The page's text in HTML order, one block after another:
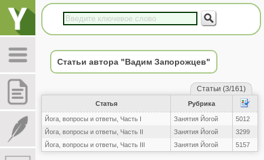
Статьи автора "Вадим Запорожцев"
Статьи (3/161)
Статья Рубрика
Йога, вопросы и ответы, Часть I Занятия Йогой
5012
Йога, вопросы и ответы, Часть II
Занятия Йогой
3299
Йога, вопросы и ответы, Часть III
Занятия Йогой 5157